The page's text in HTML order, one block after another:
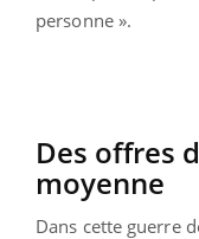
personne ».
Des offres
moyenne
Dans cette guerre